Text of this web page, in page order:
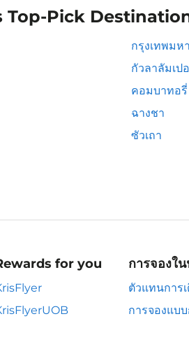
Top-Pick
กรุงเทพมห
กัวลาลัมเป
คอมบาทอรี่
ฉางชา
ซัวเถา
for you การจองใ
ตัวแทนการ
การจองแบ